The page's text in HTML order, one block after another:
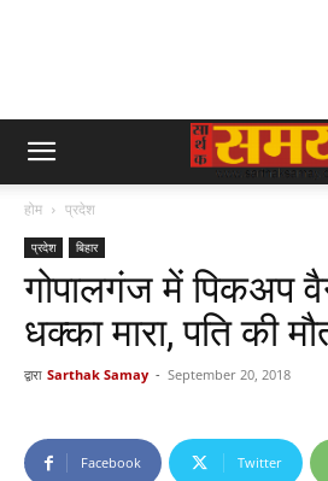
होम प्रदेश
प्रदेश बिहार
गोपालगंज में पिकअप
धक्का मारा, पति की
द्वारा Sarthak Samay - September 20, 2018
Facebook Twitter